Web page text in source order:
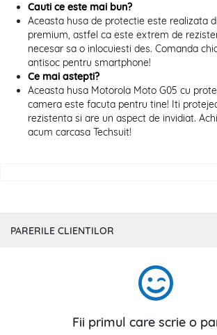
Cauti ce este mai bun?
Aceasta husa de protectie este realizata
premium, astfel ca este extrem de
necesar sa o inlocuiesti des. Comanda
antisoc pentru smartphone!
Ce mai astepti?
Aceasta husa Motorola Moto G05 cu
camera este facuta pentru tine! Iti
rezistenta si are un aspect de invidiat.
acum carcasa Techsuit!
PARERILE CLIENTILOR
Fii primul care scrie o